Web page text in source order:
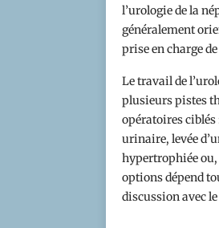
l’urologie de la
généralement
prise en charge
Le travail de
plusieurs pistes
opératoires ciblés
urinaire, levée
hypertrophiée ou,
options dépend
discussion avec